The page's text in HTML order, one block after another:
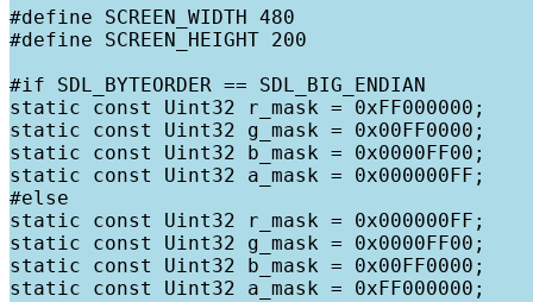
#define SCREEN_WIDTH 480
#define SCREEN_HEIGHT 200
#if SDL_BYTEORDER == SDL_BIG_ENDIAN
static const Uint32 r_mask = 0xFF000000;
static const Uint32 g_mask = 0x00FF0000;
static const Uint32 b_mask = 0x0000FF00;
static const Uint32 a_mask = 0x000000FF;
#else
static const Uint32 r_mask = 0x000000FF;
static const Uint32 g_mask = 0x0000FF00;
static const Uint32 b_mask = 0x00FF0000;
static const Uint32 a_mask = 0xFF000000;